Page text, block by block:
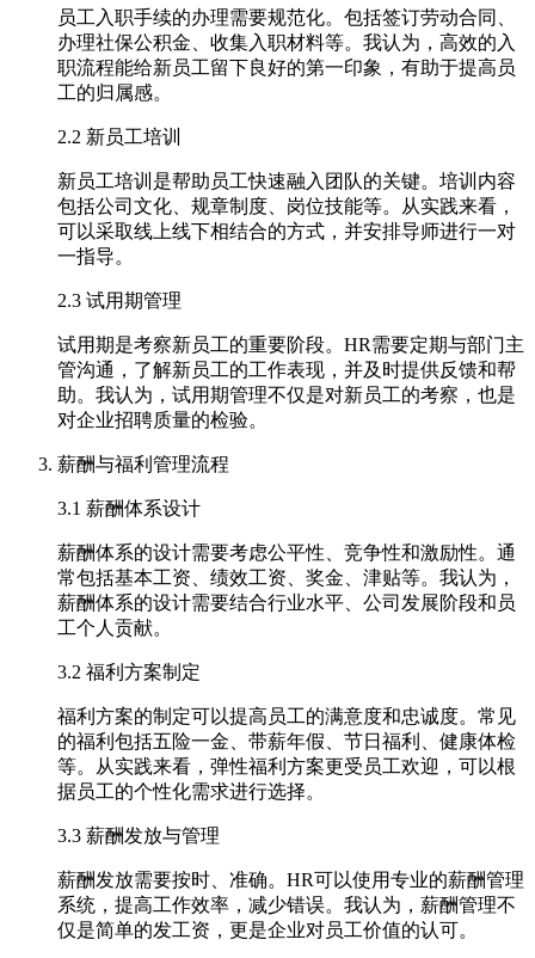
员工入职手续的办理需要规范化。包括签订劳动合同、
办理社保公积金、收集入职材料等。我认为，高效的入
职流程能给新员工留下良好的第一印象，有助于提高员
工的归属感。
2.2 新员工培训
新员工培训是帮助员工快速融入团队的关键。培训内容
包括公司文化、规章制度、岗位技能等。从实践来看，
可以采取线上线下相结合的方式，并安排导师进行一对
一指导。
2.3 试用期管理
试用期是考察新员工的重要阶段。HR需要定期与部门主
管沟通，了解新员工的工作表现，并及时提供反馈和帮
助。我认为，试用期管理不仅是对新员工的考察，也是
对企业招聘质量的检验。
薪酬与福利管理流程
3.1 薪酬体系设计
薪酬体系的设计需要考虑公平性、竞争性和激励性。通
常包括基本工资、绩效工资、奖金、津贴等。我认为，
薪酬体系的设计需要结合行业水平、公司发展阶段和员
工个人贡献。
3.2 福利方案制定
福利方案的制定可以提高员工的满意度和忠诚度。常见
的福利包括五险一金、带薪年假、节日福利、健康体检
等。从实践来看，弹性福利方案更受员工欢迎，可以根
据员工的个性化需求进行选择。
3.3 薪酬发放与管理
薪酬发放需要按时、准确。HR可以使用专业的薪酬管理
系统，提高工作效率，减少错误。我认为，薪酬管理不
仅是简单的发工资，更是企业对员工价值的认可。